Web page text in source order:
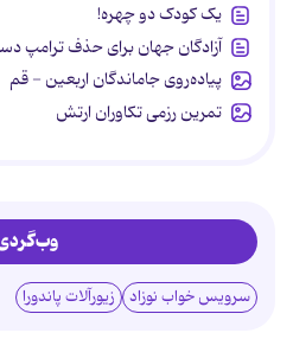
یک کودک دو چهره!
آزادگان جهان برای حذف ترامپ
پیاده‌روی جاماندگان اربعین - قم
تمرین رزمی تکاوران ارتش
سرویس خواب نوزاد زیورآلات پاندورا